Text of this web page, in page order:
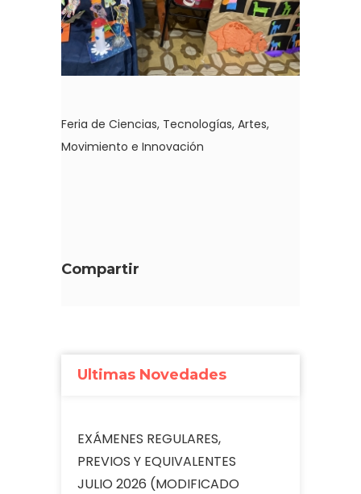
Feria de Ciencias, Tecnologías, Artes,
Movimiento e Innovación
Compartir
Ultimas Novedades
EXÁMENES REGULARES,
PREVIOS Y EQUIVALENTES
JULIO 2026 (MODIFICADO